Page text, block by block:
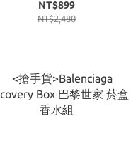
短Tee 八色
NT$899
NT$2,480